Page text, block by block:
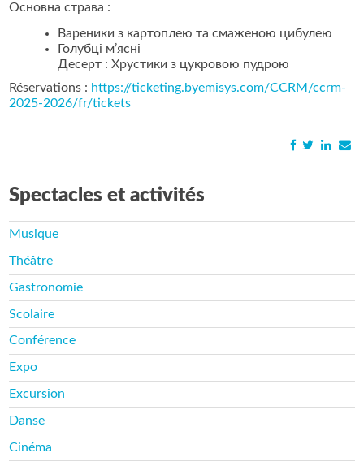
Основна страва :
Вареники з картоплею та смаженою цибулею
Голубці м’ясні
Десерт : Хрустики з цукровою пудрою
Réservations : https://ticketing.byemisys.com/CCRM/ccrm-
2025-2026/fr/tickets
Spectacles et activités
Musique
Théâtre
Gastronomie
Scolaire
Conférence
Expo
Excursion
Danse
Cinéma